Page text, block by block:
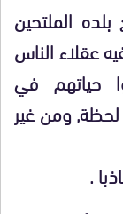
الملتحين
عقلاء الناس
حياتهم في
لحظة, ومن غير
.